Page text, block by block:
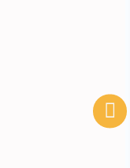
muito
e rápido em